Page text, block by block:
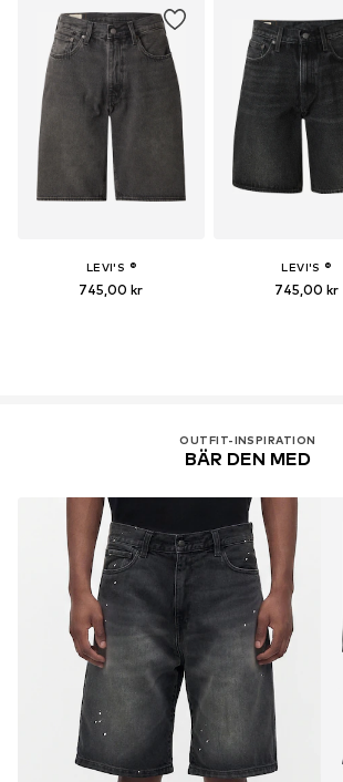
LEVI'S ®
745,00 kr
LEVI'S ®
745,00 kr
OUTFIT-INSPIRATION
BÄR DEN MED